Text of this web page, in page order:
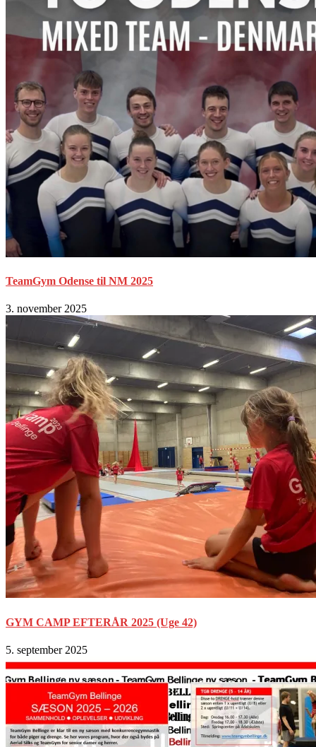
TeamGym Odense til NM 2025
3. november 2025
GYM CAMP EFTERÅR 2025 (Uge 42)
5. september 2025